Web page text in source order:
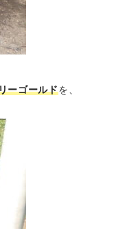
ーゴールドを、